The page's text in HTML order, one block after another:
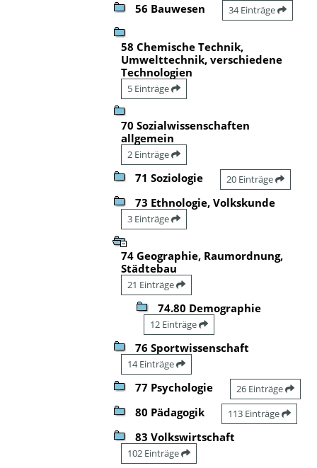
56 Bauwesen 34 Einträge
58 Chemische Technik,
Umwelttechnik, verschiedene
Technologien
5 Einträge
70 Sozialwissenschaften
allgemein
2 Einträge
71 Soziologie 20 Einträge
73 Ethnologie, Volkskunde
3 Einträge
74 Geographie, Raumordnung,
Städtebau
21 Einträge
74.80 Demographie
12 Einträge
76 Sportwissenschaft
14 Einträge
77 Psychologie 26 Einträge
80 Pädagogik 113 Einträge
83 Volkswirtschaft
102 Einträge